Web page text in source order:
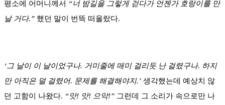
평소에 어머니께서 “너 밤길을 그렇게 걷다가 언젠가 호랑이를 만
날 거다.” 했던 말이 번뜩 떠올랐다.
‘그 날이 이 날이었구나. 거미줄에 매미 걸리듯 난 걸렸구나. 하지
만 아직은 덜 걸렸어. 문제를 해결해야지.’ 생각했는데 예상치 않
던 고함이 나왔다. “앗! 앗! 으악!” 그런데 그 소리가 속으로만 나